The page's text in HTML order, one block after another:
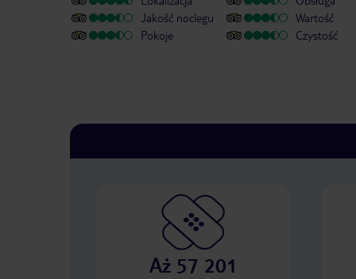
Jakość noclegu
Pokoje
Wartość
Czystość
Aż 57 201